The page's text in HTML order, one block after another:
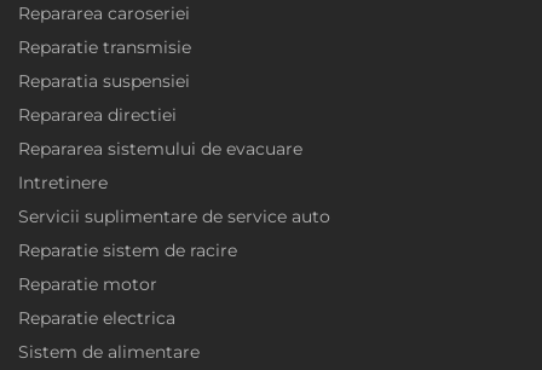
Repararea caroseriei
Reparatie transmisie
Reparatia suspensiei
Repararea directiei
Repararea sistemului de evacuare
Intretinere
Servicii suplimentare de service auto
Reparatie sistem de racire
Reparatie motor
Reparatie electrica
Sistem de alimentare